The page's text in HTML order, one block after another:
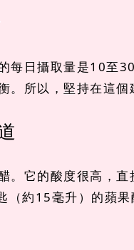
每日攝取量是10至
所以，堅持在這個
。它的酸度很高，
約15毫升）的蘋